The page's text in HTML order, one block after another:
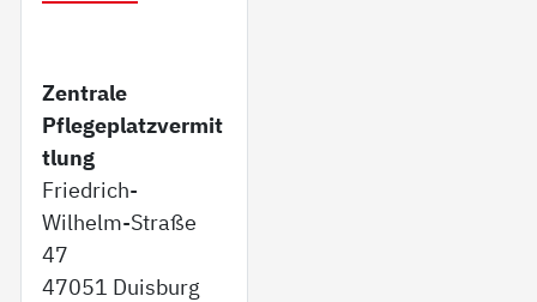
Zentrale
Pflegeplatzvermit
tlung
Friedrich-
Wilhelm-Straße
47
47051 Duisburg